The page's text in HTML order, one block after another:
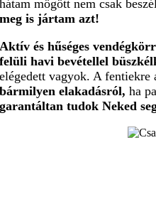
hátam mögött nem csak
meg is jártam azt!
Aktív és hűséges
felüli havi bevétellel
elégedett vagyok. A fentiekre
bármilyen elakadásról, ha
garantáltan tudok Neked